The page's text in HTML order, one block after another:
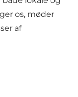
os, møder
af